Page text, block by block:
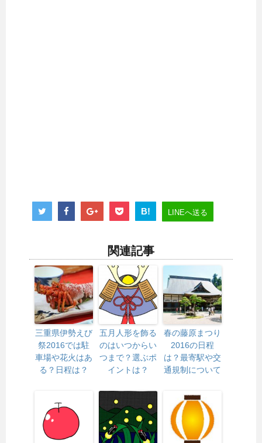
B! LINEへ送る
関連記事
三重県伊勢えび
祭2016では駐
車場や花火はあ
る？日程は？
五月人形を飾る
のはいつからい
つまで？選ぶポ
イントは？
春の藤原まつり
2016の日程
は？最寄駅や交
通規制について